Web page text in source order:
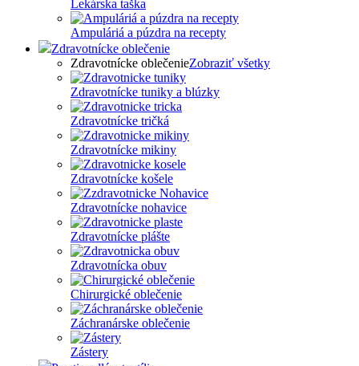
Lekárska taška
Ampuláriá a púzdra na recepty
Zdravotnícke oblečenie
Zdravotnícke oblečenieZobraziť všetky
Zdravotnícke tuniky a blúzky
Zdravotnícke tričká
Zdravotnícke mikiny
Zdravotnícke košele
Zdravotnícke nohavice
Zdravotnícke plášte
Zdravotnícka obuv
Chirurgické oblečenie
Záchranárske oblečenie
Zástery